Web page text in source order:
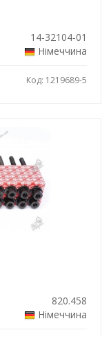
14-32104-01
Німеччина
Код: 1219689-5
820.458
Німеччина